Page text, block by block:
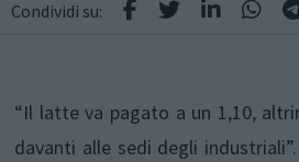
Condividi su:
“Il latte va pagato a un 1,10,
davanti alle sedi degli